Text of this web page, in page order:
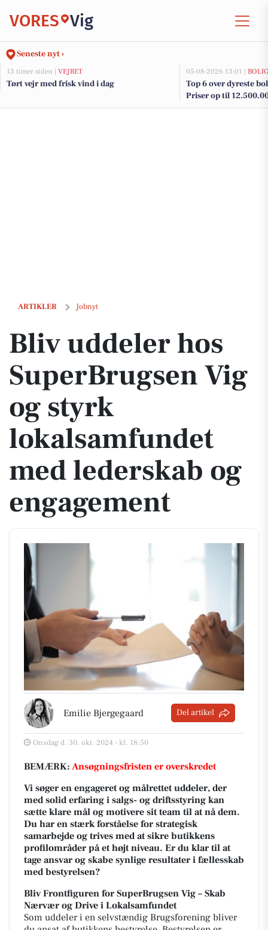
VORES Vig
Seneste nyt ›
13 timer siden | VEJRET
Tørt vejr med frisk vind i dag
05-08-2026 13:01 |
Top 6 over dyreste
Priser op til
ARTIKLER Jobnyt
Bliv uddeler hos SuperBrugsen Vig og styrk lokalsamfundet med
Bliv uddeler hos
SuperBrugsen Vig
og styrk
lokalsamfundet
med lederskab og
engagement
Emilie Bjergegaard Del artikel
Onsdag d. 30. okt. 2024 - kl. 18:50
BEMÆRK: Ansøgningsfristen er overskredet
Vi søger en engageret og målrettet uddeler, der
med solid erfaring i salgs- og driftsstyring kan
sætte klare mål og motivere sit team til at nå dem.
Du har en stærk forståelse for strategisk
samarbejde og trives med at sikre butikkens
profilområder på et højt niveau. Er du klar til at
tage ansvar og skabe synlige resultater i fællesskab
med bestyrelsen?
Bliv Frontfiguren for SuperBrugsen Vig – Skab
Nærvær og Drive i Lokalsamfundet
Som uddeler i en selvstændig Brugsforening bliver